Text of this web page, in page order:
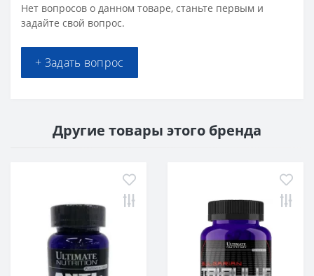
Нет вопросов о данном товаре, станьте первым и
задайте свой вопрос.
+ Задать вопрос
Другие товары этого бренда